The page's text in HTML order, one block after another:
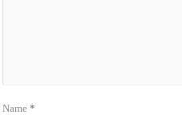
Name *